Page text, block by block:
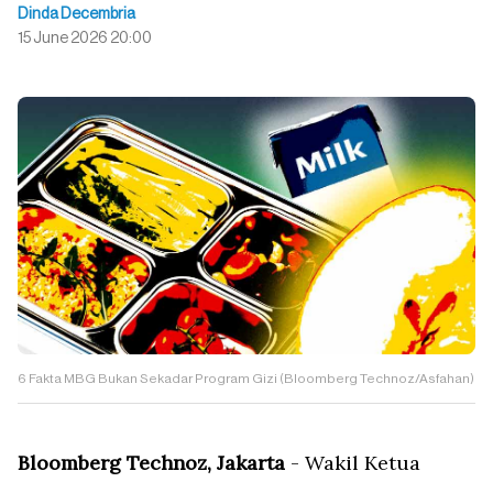
Dinda Decembria
15 June 2026 20:00
6 Fakta MBG Bukan Sekadar Program Gizi (Bloomberg Technoz/Asfahan)
Bloomberg Technoz, Jakarta - Wakil Ketua